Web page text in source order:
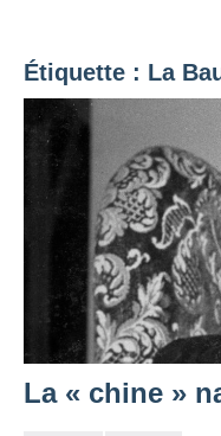
Étiquette : La
La « chine »